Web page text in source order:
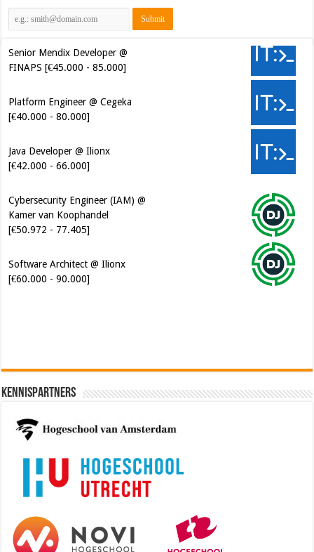
Senior Mendix Developer @
FINAPS [€45.000 - 85.000]
Platform Engineer @ Cegeka
[€40.000 - 80.000]
Java Developer @ Ilionx
[€42.000 - 66.000]
Cybersecurity Engineer (IAM) @
Kamer van Koophandel
[€50.972 - 77.405]
Software Architect @ Ilionx
[€60.000 - 90.000]
Kennispartners